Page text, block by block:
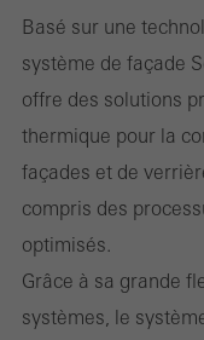
Basé sur une
système de façade
offre des solutions
thermique pour la
façades et de
compris des
optimisés.
Grâce à sa grande
systèmes, le